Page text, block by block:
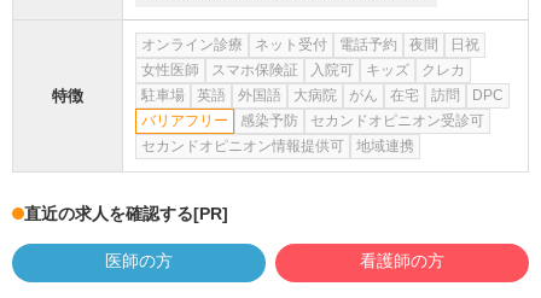
特徴
オンライン診療 ネット受付 電話予約 夜間
日祝
女性医師
スマホ保険証 入院可 キッズ
クレカ
駐車場
英語 外国語 大病院 がん 在宅 訪問
DPC
バリアフリー
感染予防
セカンドオピニオン受診可
セカンドオピニオン情報提供可
地域連携
直近の求人を確認する[PR]
医師の方 看護師の方